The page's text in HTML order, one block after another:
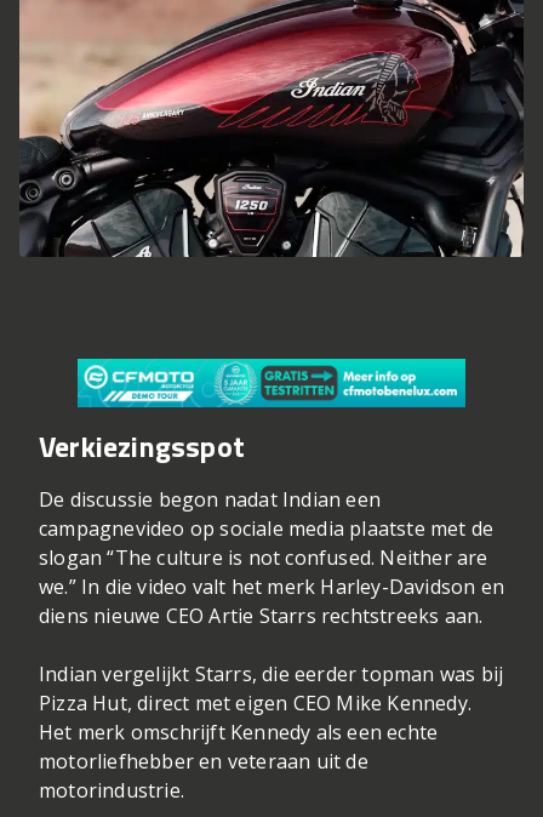
Verkiezingsspot
De discussie begon nadat Indian een
campagnevideo op sociale media plaatste met de
slogan “The culture is not confused. Neither are
we.” In die video valt het merk Harley-Davidson en
diens nieuwe CEO Artie Starrs rechtstreeks aan.
Indian vergelijkt Starrs, die eerder topman was bij
Pizza Hut, direct met eigen CEO Mike Kennedy.
Het merk omschrijft Kennedy als een echte
motorliefhebber en veteraan uit de
motorindustrie.